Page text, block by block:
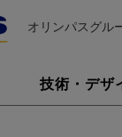
オリンパスグル
技術・デザ